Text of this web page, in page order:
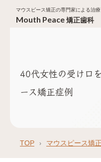
マウスピース矯正の専門家による治療
Mouth Peace矯正歯科
40代女性の受け口
ース矯正症例
TOP マウスピース矯